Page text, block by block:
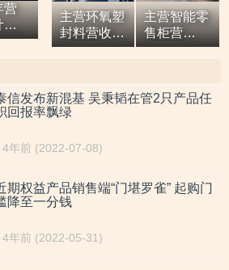
营
超9
拓
合
余
辅
牵
客
校
名”
主营环氧塑
封料营收逐
年增高，应
同行，辅导
期内或向关
击”置出资
主营智能零
售柜营
收“两连
低，自称AI
信发布新混基 吴秉韬在管2只产品任
回报率飘绿
4年前 (2022-07-08)
期权益产品销售端“门堪罗雀” 起购门
降至一分钱
4年前 (2022-05-31)